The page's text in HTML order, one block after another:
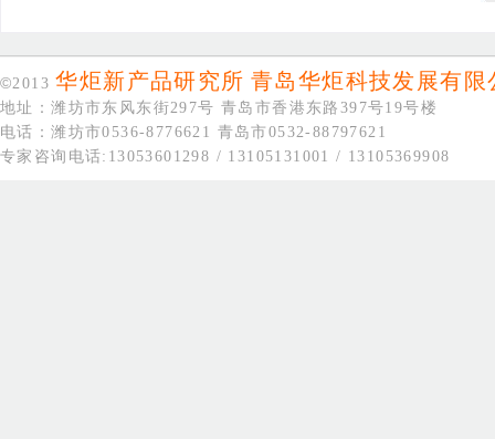
©2013华炬新产品研究所 青岛华炬科技发展有限
地址：潍坊市东风东街297号 青岛市香港东路397号19号楼
电话：潍坊市0536-8776621 青岛市0532-88797621
专家咨询电话:13053601298 / 13105131001 / 13105369908